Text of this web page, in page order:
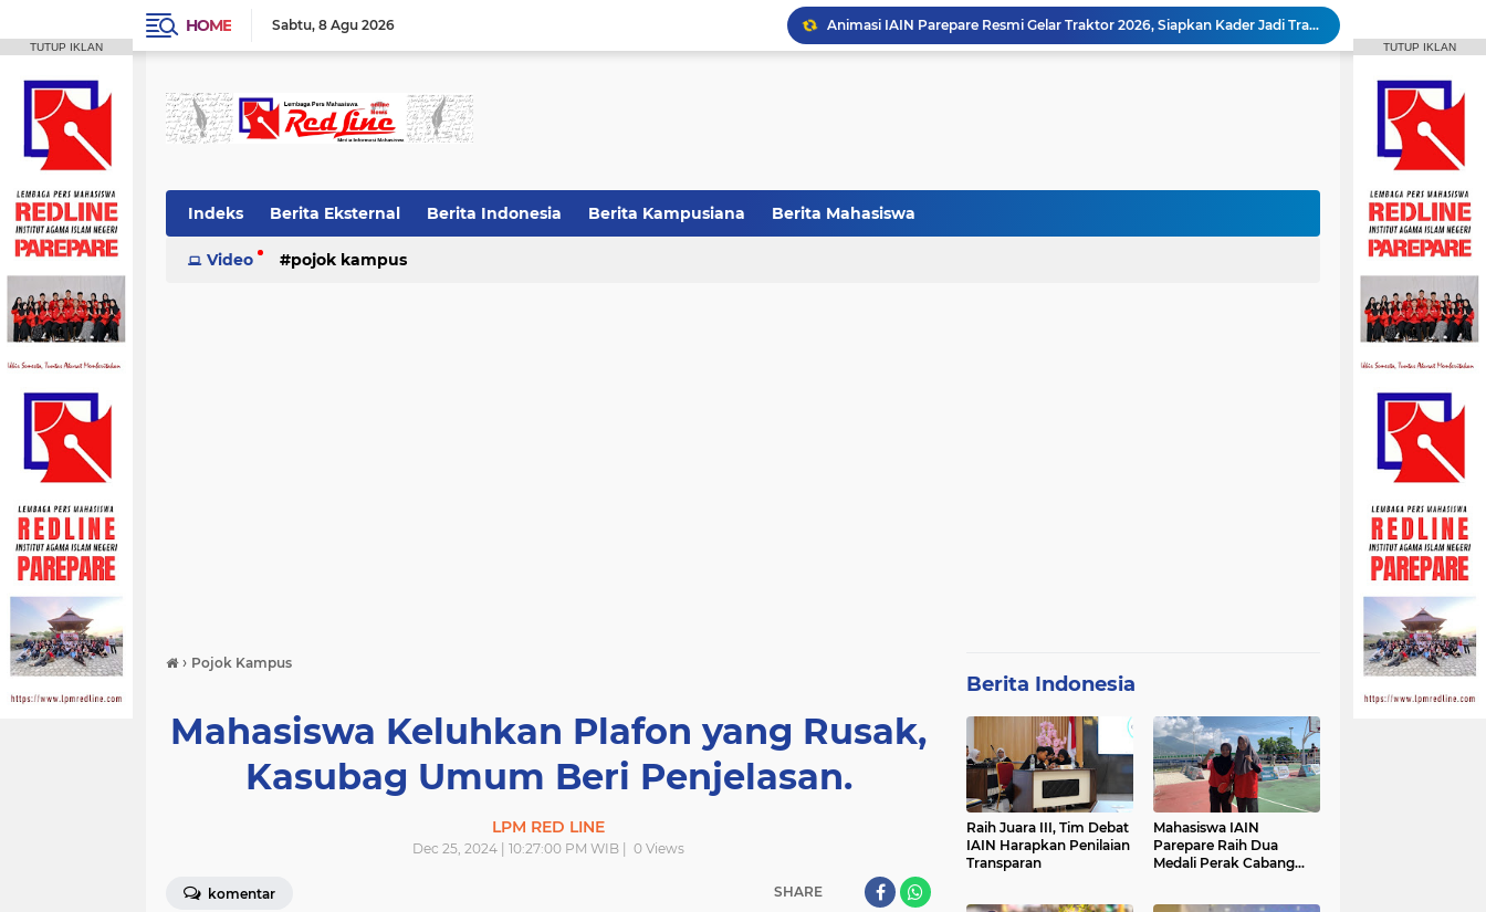
HOME Sabtu 8 Agu 2026
Animasi IAIN Parepare Resmi Gelar Traktor 2026, Siapkan Kader Jadi Trainer
CCNC Batch VI Resmi Digelar Hadirkan Lomba Debat dan Desain Poster
Roswati Pimpin Prodi HPI, Siap Lanjutkan Pengembangan Menuju Internasionalisasi
Indeks Berita Eksternal Berita Indonesia Berita Kampusiana Berita Mahasiswa
Video pojok kampus
› Pojok Kampus
Mahasiswa Keluhkan Plafon yang Rusak,
Kasubag Umum Beri Penjelasan.
LPM RED LINE
Dec 25, 2024 | 10:27:00 PM WIB | 0 Views
komentar SHARE
Berita Indonesia
Raih Juara III, Tim Debat
IAIN Harapkan Penilaian
Transparan
Mahasiswa IAIN
Parepare Raih Dua
Medali Perak Cabang
TUTUP IKLAN TUTUP IKLAN